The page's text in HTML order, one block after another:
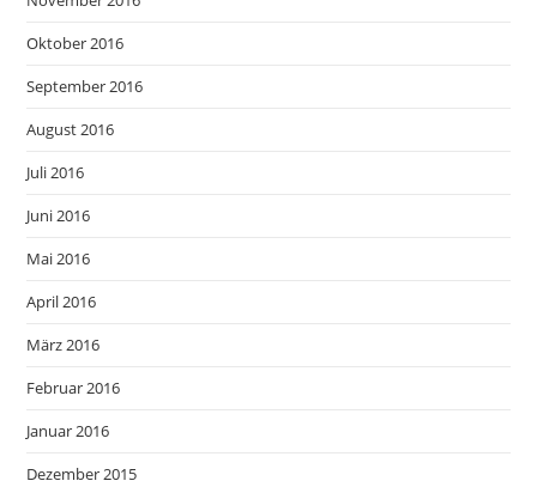
Oktober 2016
September 2016
August 2016
Juli 2016
Juni 2016
Mai 2016
April 2016
März 2016
Februar 2016
Januar 2016
Dezember 2015